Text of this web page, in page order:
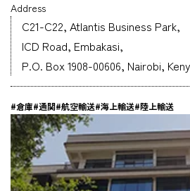
サステナビリ
企業情報
採用情報
Address
C21-C22, Atlantis Business Park,
ICD Road, Embakasi,
P.O. Box 1908-00606, Nairobi,
#倉庫#通関#航空輸送#海上輸送#陸上輸送